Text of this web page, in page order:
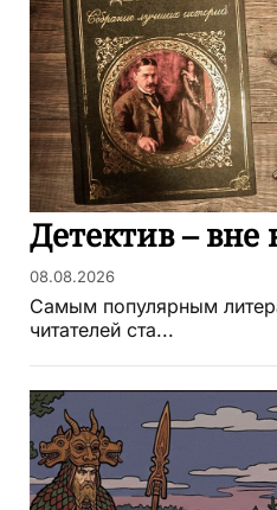
Детектив –
08.08.2026
Самым популярным
читателей ста...